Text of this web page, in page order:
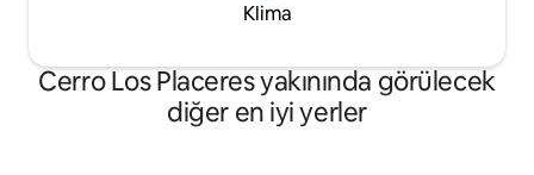
Klima
Cerro Los Placeres yakınında görülecek
diğer en iyi yerler